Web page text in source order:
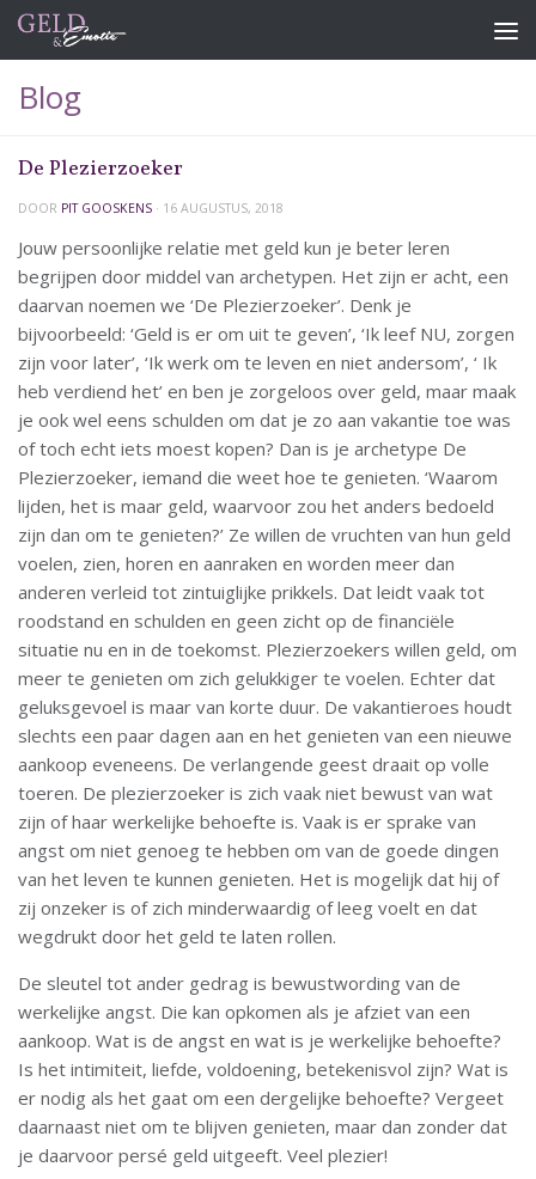
Doorgaan naar inhoud
Blog
De Plezierzoeker
DOOR PIT GOOSKENS · 16 AUGUSTUS, 2018
Jouw persoonlijke relatie met geld kun je beter leren
begrijpen door middel van archetypen. Het zijn er acht, een
daarvan noemen we ‘De Plezierzoeker’. Denk je
bijvoorbeeld: ‘Geld is er om uit te geven’, ‘Ik leef NU, zorgen
zijn voor later’, ‘Ik werk om te leven en niet andersom’, ‘ Ik
heb verdiend het’ en ben je zorgeloos over geld, maar maak
je ook wel eens schulden om dat je zo aan vakantie toe was
of toch echt iets moest kopen? Dan is je archetype De
Plezierzoeker, iemand die weet hoe te genieten. ‘Waarom
lijden, het is maar geld, waarvoor zou het anders bedoeld
zijn dan om te genieten?’ Ze willen de vruchten van hun geld
voelen, zien, horen en aanraken en worden meer dan
anderen verleid tot zintuiglijke prikkels. Dat leidt vaak tot
roodstand en schulden en geen zicht op de financiële
situatie nu en in de toekomst. Plezierzoekers willen geld, om
meer te genieten om zich gelukkiger te voelen. Echter dat
geluksgevoel is maar van korte duur. De vakantieroes houdt
slechts een paar dagen aan en het genieten van een nieuwe
aankoop eveneens. De verlangende geest draait op volle
toeren. De plezierzoeker is zich vaak niet bewust van wat
zijn of haar werkelijke behoefte is. Vaak is er sprake van
angst om niet genoeg te hebben om van de goede dingen
van het leven te kunnen genieten. Het is mogelijk dat hij of
zij onzeker is of zich minderwaardig of leeg voelt en dat
wegdrukt door het geld te laten rollen.
De sleutel tot ander gedrag is bewustwording van de
werkelijke angst. Die kan opkomen als je afziet van een
aankoop. Wat is de angst en wat is je werkelijke behoefte?
Is het intimiteit, liefde, voldoening, betekenisvol zijn? Wat is
er nodig als het gaat om een dergelijke behoefte? Vergeet
daarnaast niet om te blijven genieten, maar dan zonder dat
je daarvoor persé geld uitgeeft. Veel plezier!